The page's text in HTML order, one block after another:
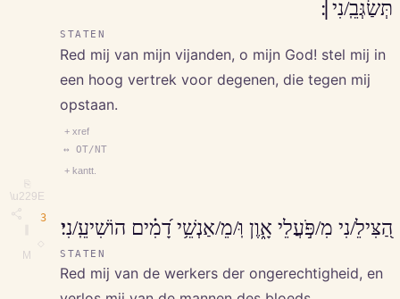
⎘
\u229E
M
תְּשַׂגְּבֵֽ/נִי׀׃
STATEN
Red mij van mijn vijanden, o mijn God! stel mij in
een hoog vertrek voor degenen, die tegen mij
opstaan.
+ xref
↔ OT/NT
+ kantt.
3 הַ֭צִּילֵ/נִי מִ/פֹּ֣עֲלֵי אָ֑וֶן וּֽ/מֵ/אַנְשֵׁ֥י דָ֝מִ֗ים הוֹשִׁיעֵֽ/נִי׃
STATEN
Red mij van de werkers der ongerechtigheid, en